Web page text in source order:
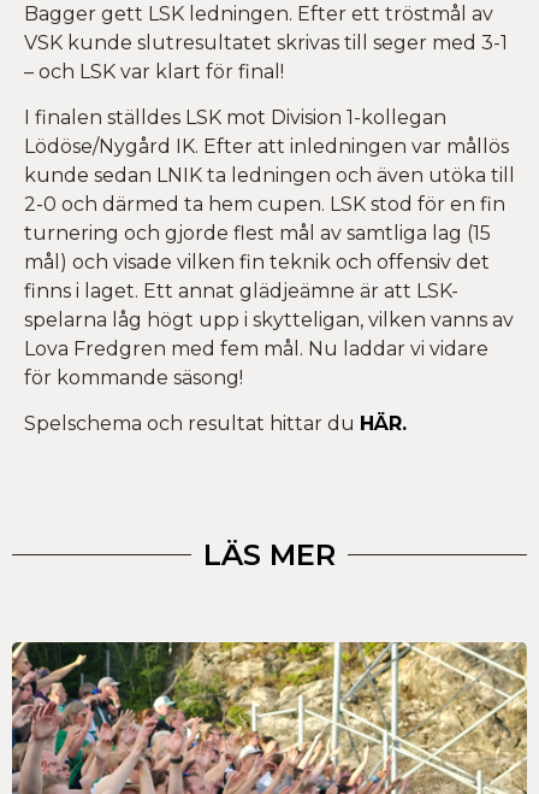
Bagger gett LSK ledningen. Efter ett tröstmål av
VSK kunde slutresultatet skrivas till seger med 3-1
– och LSK var klart för final!
I finalen ställdes LSK mot Division 1-kollegan
Lödöse/Nygård IK. Efter att inledningen var mållös
kunde sedan LNIK ta ledningen och även utöka till
2-0 och därmed ta hem cupen. LSK stod för en fin
turnering och gjorde flest mål av samtliga lag (15
mål) och visade vilken fin teknik och offensiv det
finns i laget. Ett annat glädjeämne är att LSK-
spelarna låg högt upp i skytteligan, vilken vanns av
Lova Fredgren med fem mål. Nu laddar vi vidare
för kommande säsong!
Spelschema och resultat hittar du HÄR.
LÄS MER